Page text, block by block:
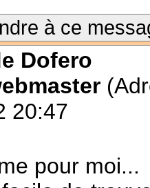
à ce
Dofero
20:47
pour moi...